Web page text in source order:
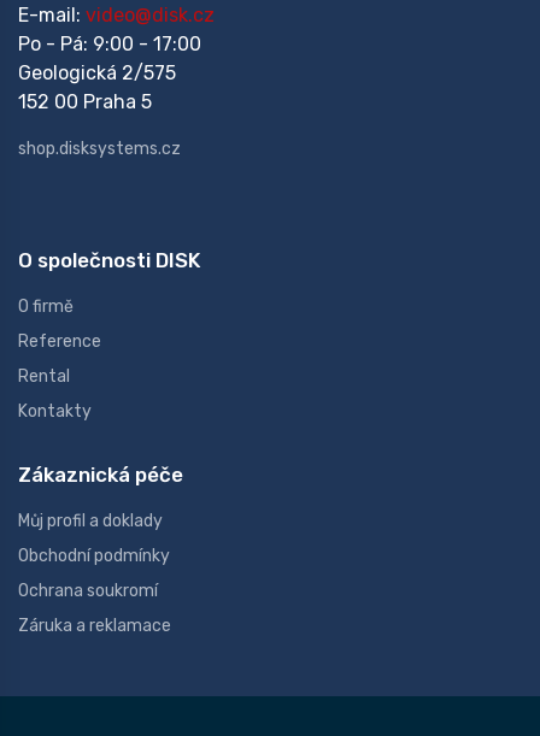
E-mail: video@disk.cz
Po - Pá: 9:00 - 17:00
Geologická 2/575
152 00 Praha 5
shop.disksystems.cz
O společnosti DISK
O firmě
Reference
Rental
Kontakty
Zákaznická péče
Můj profil a doklady
Obchodní podmínky
Ochrana soukromí
Záruka a reklamace